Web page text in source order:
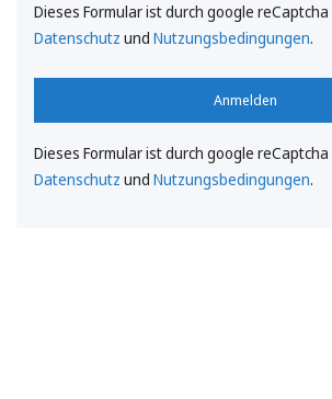
Dieses Formular ist durch google
Datenschutz und Nutzungsbedingungen.
Anmelden
Dieses Formular ist durch google
Datenschutz und Nutzungsbedingungen.